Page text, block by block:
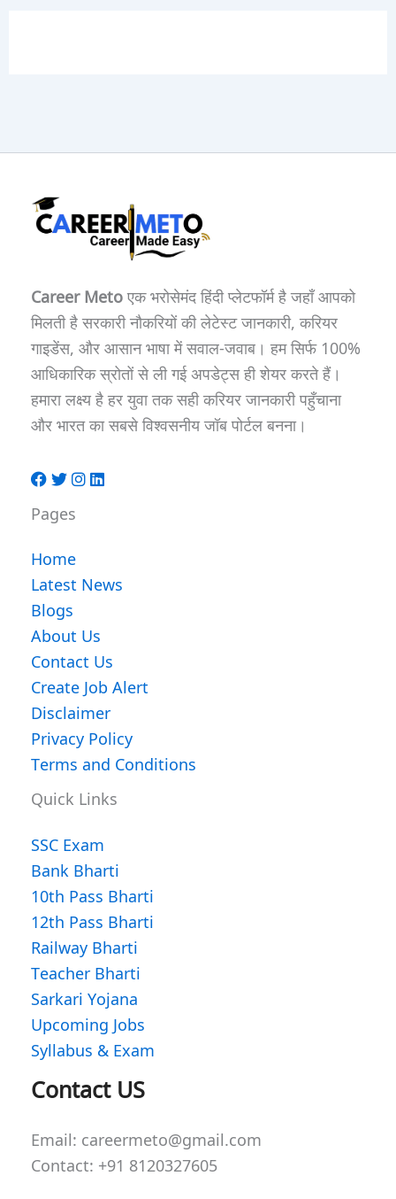
Career Metoएक भरोसेमंद हिंदी प्लेटफॉर्म है जहाँ आपको
मिलती है सरकारी नौकरियों की लेटेस्ट जानकारी, करियर
गाइडेंस, और आसान भाषा में सवाल-जवाब। हम सिर्फ 100%
आधिकारिक स्रोतों से ली गई अपडेट्स ही शेयर करते हैं।
हमारा लक्ष्य है हर युवा तक सही करियर जानकारी पहुँचाना
और भारत का सबसे विश्वसनीय जॉब पोर्टल बनना।
Pages
Home
Latest News
Blogs
About Us
Contact Us
Create Job Alert
Disclaimer
Privacy Policy
Terms and Conditions
Quick Links
SSC Exam
Bank Bharti
10th Pass Bharti
12th Pass Bharti
Railway Bharti
Teacher Bharti
Sarkari Yojana
Upcoming Jobs
Syllabus & Exam
Contact US
Email: careermeto@gmail.com
Contact: +91 8120327605
WhatsApp